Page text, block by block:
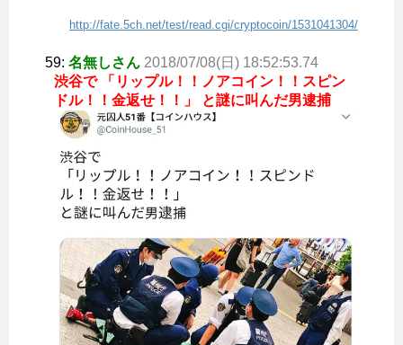
http://fate.5ch.net/test/read.cgi/cryptocoin/1531041304/
59: 名無しさん 2018/07/08(日) 18:52:53.74
渋谷で 「リップル！！ノアコイン！！スピン
ドル！！金返せ！！」 と謎に叫んだ男逮捕